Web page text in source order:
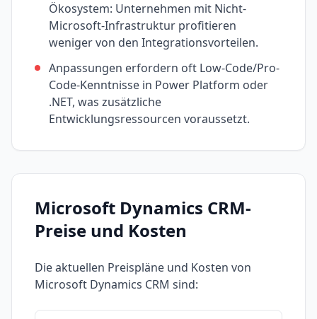
Ökosystem: Unternehmen mit Nicht-
Microsoft-Infrastruktur profitieren
weniger von den Integrations­vorteilen.
Anpassungen erfordern oft Low-Code/Pro-
Code-Kenntnisse in Power Platform oder
.NET, was zusätzliche
Entwicklungsressourcen voraussetzt.
Microsoft Dynamics CRM-
Preise und Kosten
Die aktuellen Preispläne und Kosten von
Microsoft Dynamics CRM sind: